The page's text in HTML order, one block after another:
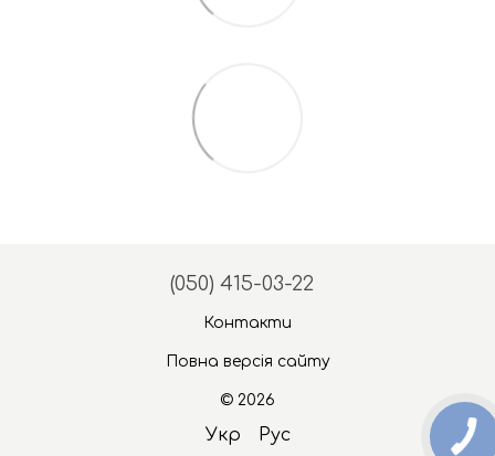
(050) 415-03-22
Контакти
Повна версія сайту
© 2026
Укр Рус